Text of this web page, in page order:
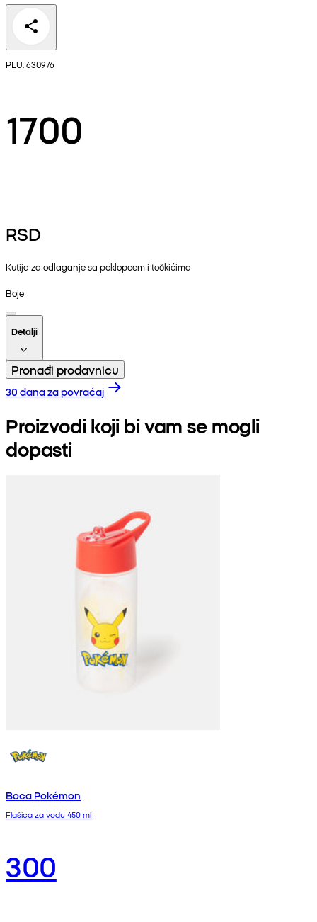
PLU: 630976
1700
RSD
Kutija za odlaganje sa poklopcem i točkićima
Boje
Detalji
Pronađi prodavnicu
30 dana za povraćaj
Proizvodi koji bi vam se mogli
dopasti
Boca Pokémon
Flašica za vodu 450 ml
300